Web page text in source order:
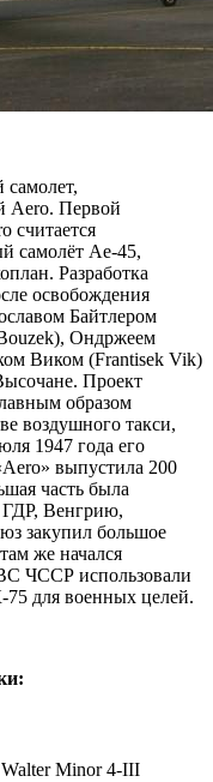
Aero. Первой
считается
самолёт Ае-45,
Разработка
освобождения
Байтлером
Ондржеем
Виком (Frantisek Vik)
Проект
образом
воздушного такси,
1947 года его
выпустила 200
часть была
ГДР, Венгрию,
закупил большое
же начался
ЧССР использовали
для военных целей.
Minor 4-III